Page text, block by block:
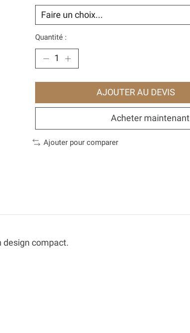
Quantité :
AJOUTER AU DEVIS
Acheter maintenant
Ajouter pour comparer
design compact.